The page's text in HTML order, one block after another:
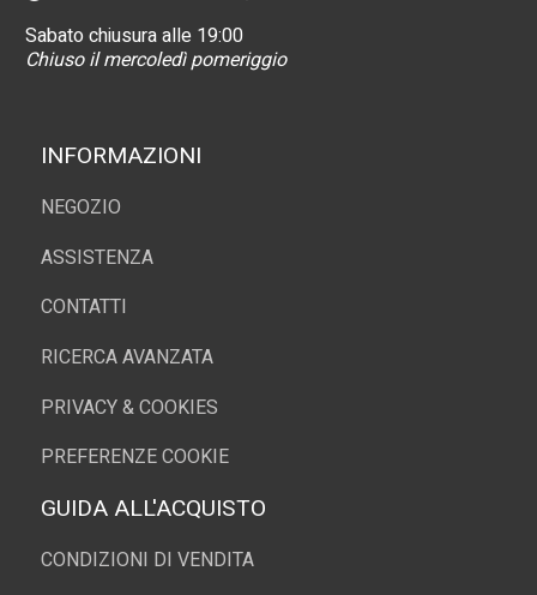
Sabato chiusura alle 19:00
Chiuso il mercoledì pomeriggio
INFORMAZIONI
NEGOZIO
ASSISTENZA
CONTATTI
RICERCA AVANZATA
PRIVACY & COOKIES
PREFERENZE COOKIE
GUIDA ALL'ACQUISTO
CONDIZIONI DI VENDITA